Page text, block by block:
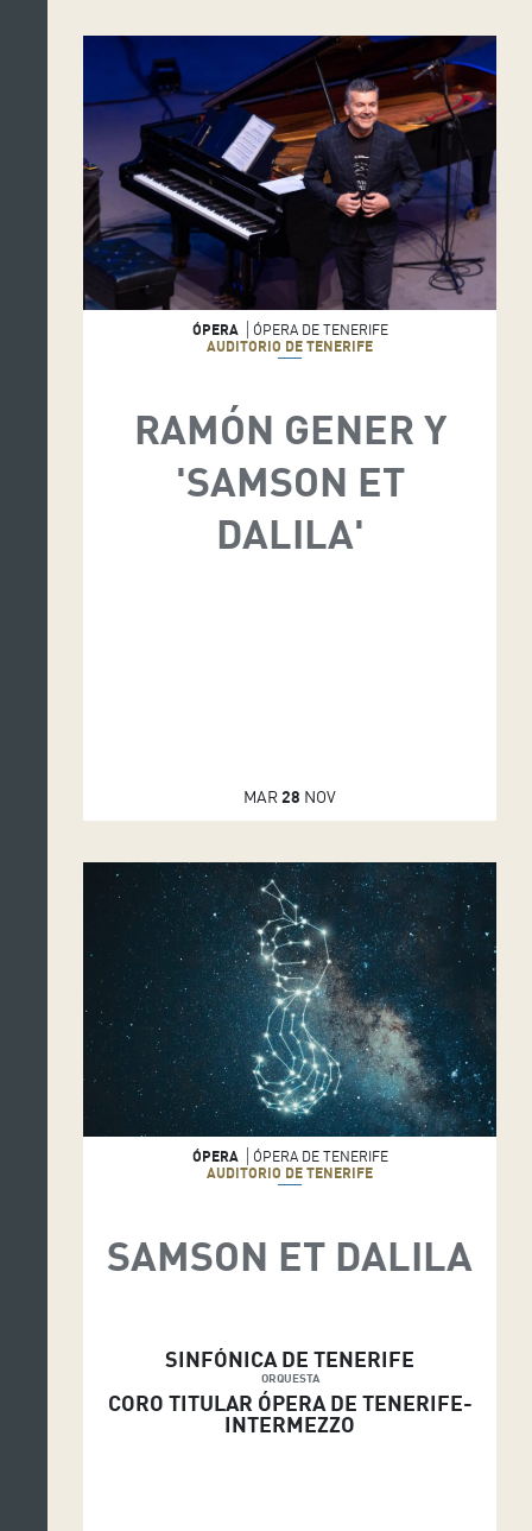
ÓPERA
ÓPERA DE TENERIFE
AUDITORIO DE TENERIFE
RAMÓN GENER Y
'SAMSON ET
DALILA'
MAR28 NOV
ÓPERA
ÓPERA DE TENERIFE
AUDITORIO DE TENERIFE
SAMSON ET DALILA
SINFÓNICA DE TENERIFE
ORQUESTA
CORO TITULAR ÓPERA DE TENERIFE-
INTERMEZZO